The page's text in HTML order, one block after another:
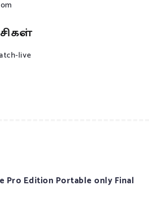
live
Pro Edition Portable only Final